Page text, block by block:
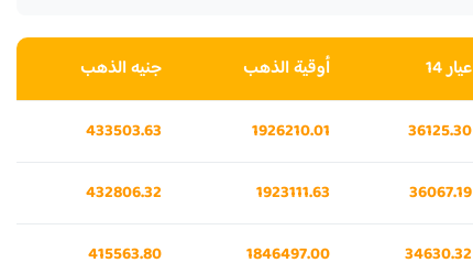
عيار 14 أوقية الذهب جنيه الذهب
36125.30
1926210.01
433503.63
36067.19
1923111.63
432806.32
34630.32
1846497.00
415563.80